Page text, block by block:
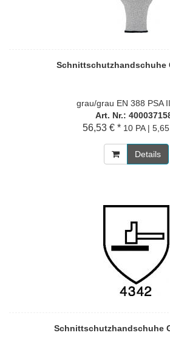
Schnittschutzhandschuhe
grau/grau EN 388 PSA
Art. Nr.:
56,53 € * 10 PA |
Details
Schnittschutzhandschuhe